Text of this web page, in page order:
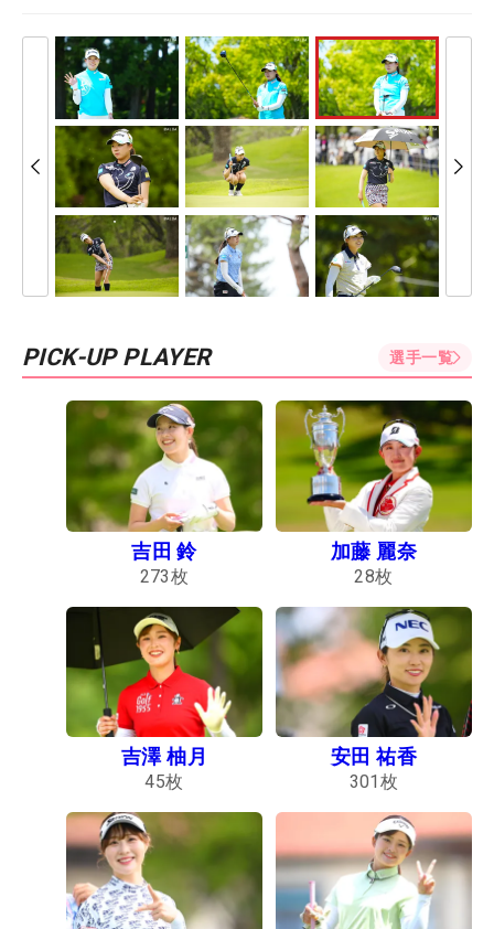
PICK-UP PLAYER 選手一覧
吉田 鈴
273枚
加藤 麗奈
28枚
吉澤 柚月
45枚
安田 祐香
301 枚